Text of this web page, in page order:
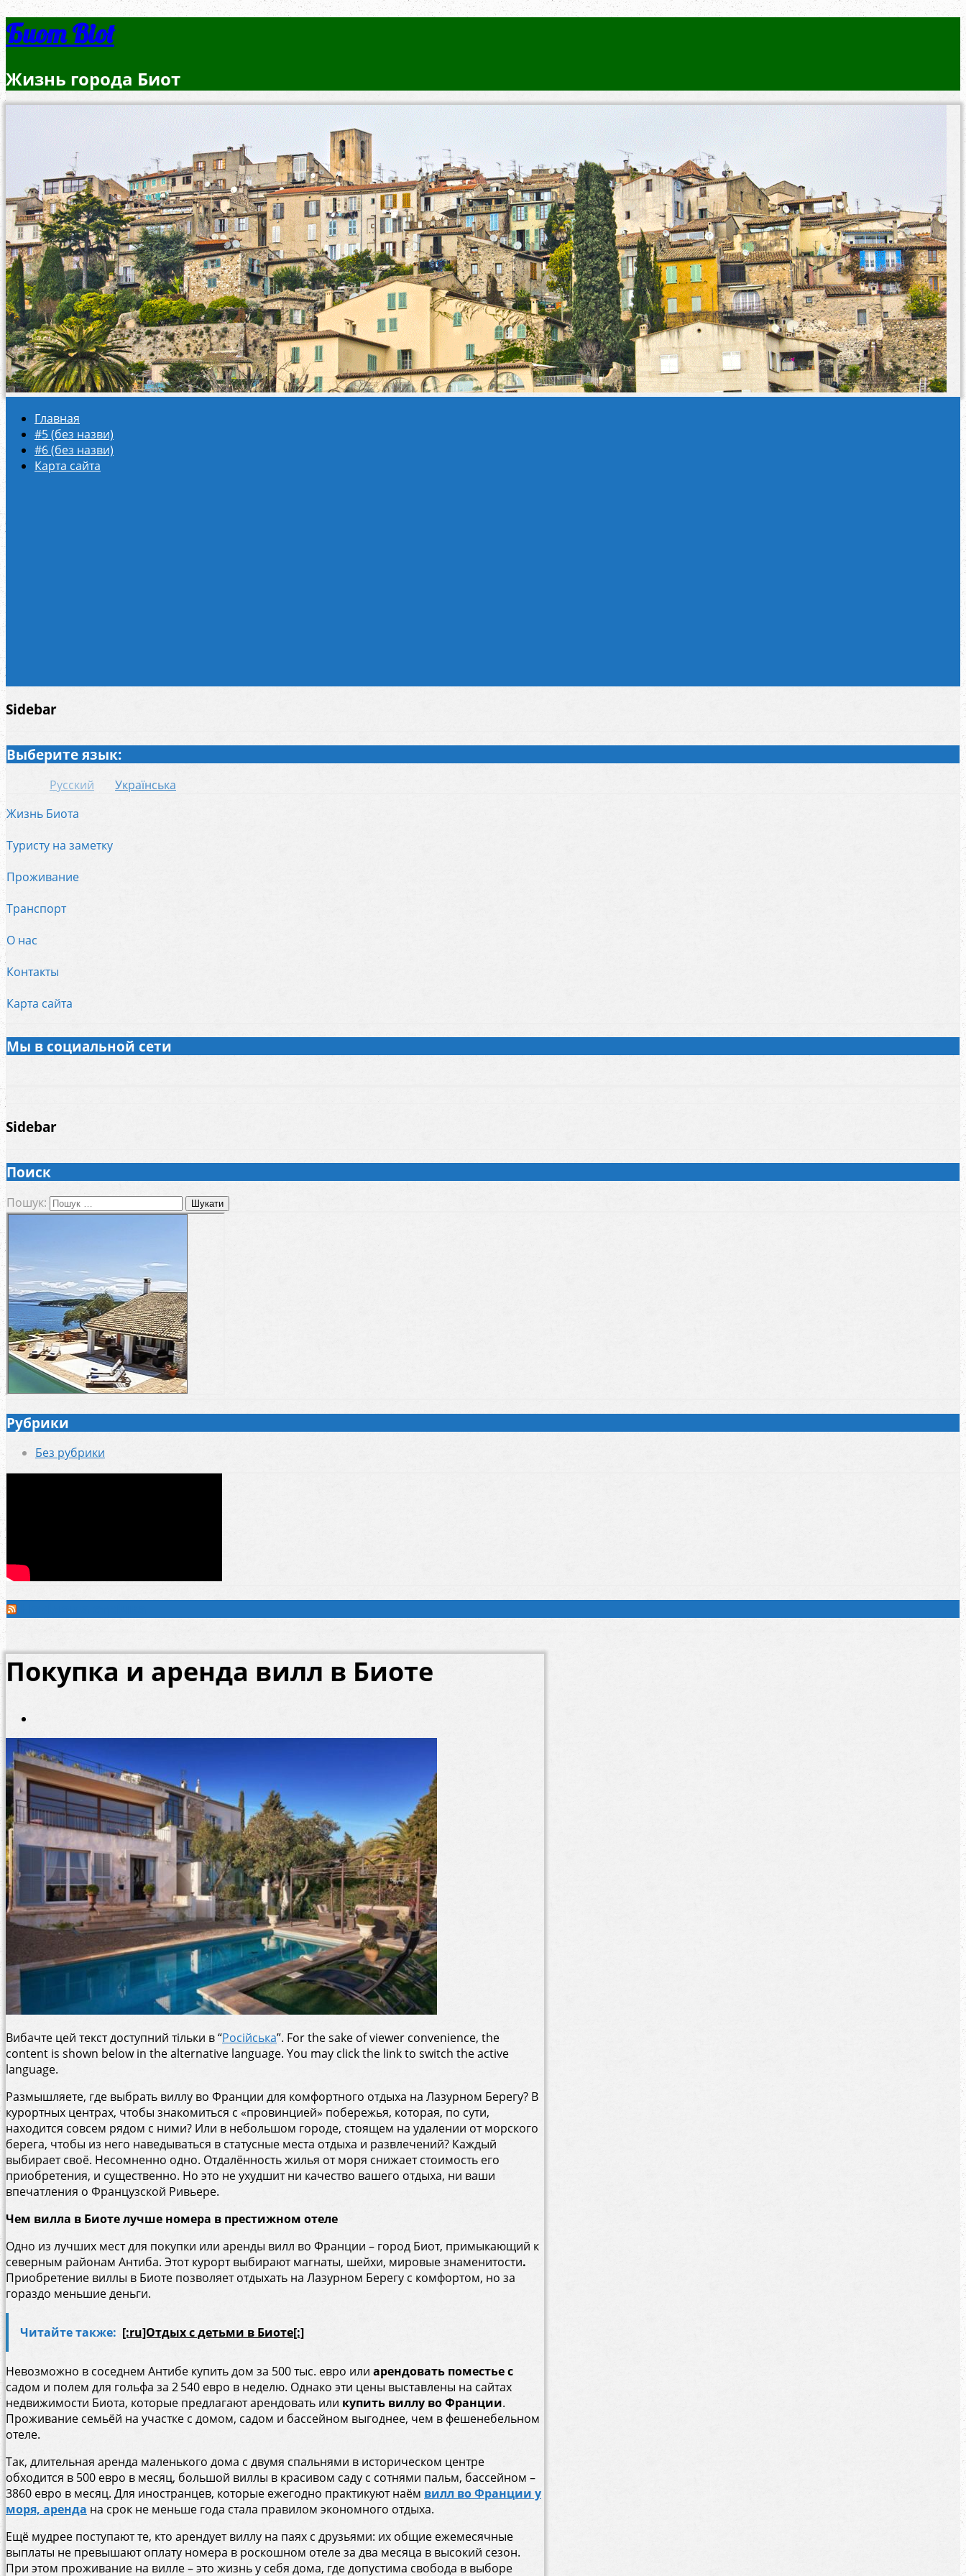
Биот Biot
Жизнь города Биот
Главная
#5 (без назви)
#6 (без назви)
Карта сайта
Sidebar
Выберите язык:
Русский
Українська
Жизнь Биота
Туристу на заметку
Проживание
Транспорт
О нас
Контакты
Карта сайта
Мы в социальной сети
Sidebar
Поиск
Пошук:
Рубрики
Без рубрики
Покупка и аренда вилл в Биоте
Вибачте цей текст доступний тільки в “Російська”. For the sake of viewer convenience, the
content is shown below in the alternative language. You may click the link to switch the active
language.
Размышляете, где выбрать виллу во Франции для комфортного отдыха на Лазурном Берегу? В
курортных центрах, чтобы знакомиться с «провинцией» побережья, которая, по сути,
находится совсем рядом с ними? Или в небольшом городе, стоящем на удалении от морского
берега, чтобы из него наведываться в статусные места отдыха и развлечений? Каждый
выбирает своё. Несомненно одно. Отдалённость жилья от моря снижает стоимость его
приобретения, и существенно. Но это не ухудшит ни качество вашего отдыха, ни ваши
впечатления о Французской Ривьере.
Чем вилла в Биоте лучше номера в престижном отеле
Одно из лучших мест для покупки или аренды вилл во Франции – город Биот, примыкающий к
северным районам Антиба. Этот курорт выбирают магнаты, шейхи, мировые знаменитости.
Приобретение виллы в Биоте позволяет отдыхать на Лазурном Берегу с комфортом, но за
гораздо меньшие деньги.
Читайте также: [:ru]Отдых с детьми в Биоте[:]
Невозможно в соседнем Антибе купить дом за 500 тыс. евро или арендовать поместье с
садом и полем для гольфа за 2 540 евро в неделю. Однако эти цены выставлены на сайтах
недвижимости Биота, которые предлагают арендовать или купить виллу во Франции.
Проживание семьёй на участке с домом, садом и бассейном выгоднее, чем в фешенебельном
отеле.
Так, длительная аренда маленького дома с двумя спальнями в историческом центре
обходится в 500 евро в месяц, большой виллы в красивом саду с сотнями пальм, бассейном –
3860 евро в месяц. Для иностранцев, которые ежегодно практикуют наём вилл во Франции у
моря, аренда на срок не меньше года стала правилом экономного отдыха.
Ещё мудрее поступают те, кто арендует виллу на паях с друзьями: их общие ежемесячные
выплаты не превышают оплату номера в роскошном отеле за два месяца в высокий сезон.
При этом проживание на вилле – это жизнь у себя дома, где допустима свобода в выборе